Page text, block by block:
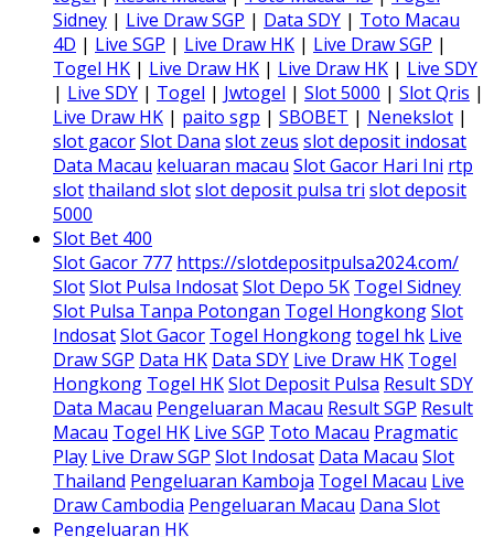
Sidney | Live Draw SGP | Data SDY | Toto Macau
4D | Live SGP | Live Draw HK | Live Draw SGP |
Togel HK | Live Draw HK | Live Draw HK | Live SDY
| Live SDY | Togel | Jwtogel | Slot 5000 | Slot Qris |
Live Draw HK | paito sgp | SBOBET | Nenekslot |
slot gacorSlot Dana slot zeus slot deposit indosat
Data Macau keluaran macau Slot Gacor Hari Ini rtp
slotthailand slotslot deposit pulsa tri slot deposit
5000
Slot Bet 400
Slot Gacor 777 https://slotdepositpulsa2024.com/
SlotSlot Pulsa IndosatSlot Depo 5K Togel Sidney
Slot Pulsa Tanpa Potongan Togel HongkongSlot
IndosatSlot Gacor Togel Hongkongtogel hk Live
Draw SGP Data HK Data SDY Live Draw HK Togel
Hongkong Togel HKSlot Deposit Pulsa Result SDY
Data Macau Pengeluaran Macau Result SGP Result
Macau Togel HK Live SGP Toto Macau Pragmatic
Play Live Draw SGP Slot Indosat Data Macau Slot
Thailand Pengeluaran Kamboja Togel Macau Live
Draw Cambodia Pengeluaran Macau Dana Slot
Pengeluaran HK